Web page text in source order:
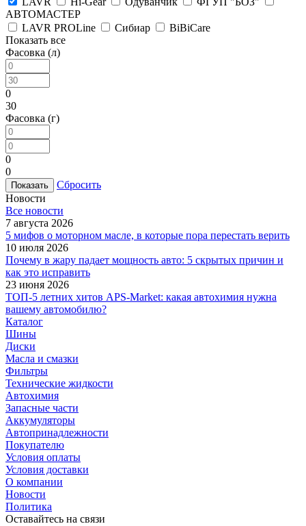
АВТОМАСТЕР
LAVR PROLine
Сибиар
BiBiCare
Показать все
Фасовка (л)
0
30
Фасовка (г)
0
0
Сбросить
Новости
Все новости
7 августа 2026
5 мифов о моторном масле, в которые пора перестать верить
10 июля 2026
Почему в жару падает мощность авто: 5 скрытых причин и
как это исправить
23 июня 2026
ТОП-5 летних хитов APS-Market: какая автохимия нужна
вашему автомобилю?
Каталог
Шины
Диски
Масла и смазки
Фильтры
Технические жидкости
Автохимия
Запасные части
Аккумуляторы
Автопринадлежности
Покупателю
Условия оплаты
Условия доставки
О компании
Новости
Политика
Оставайтесь на связи